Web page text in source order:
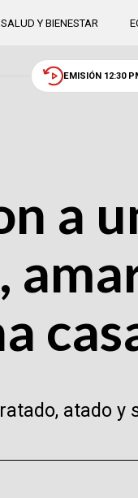
SALUD Y BIENESTAR
EMISIÓN 12:30
a
atado y